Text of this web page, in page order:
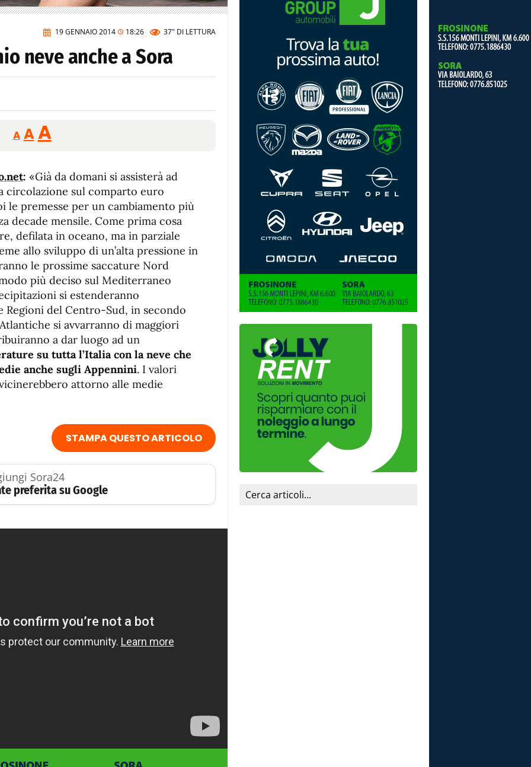
19 GENNAIO 2014 18:26 37" DI LETTURA
neve anche a Sora
A
Reducir
tamaño
A Restablecer
tamaño
de
fuente
AAumentar
de
fuente.
: «Già da domani si assisterà ad
circolazione sul comparto euro
le premesse per un cambiamento più
decade mensile. Come prima cosa
defilata in oceano, ma in parziale
allo sviluppo di un’alta pressione in
le prossime saccature Nord
più deciso sul Mediterraneo
si estenderanno
Regioni del Centro-Sud, in secondo
si avvarranno di maggiori
a dar luogo ad un
su tutta l’Italia con la neve che
anche sugli Appennini. I valori
attorno alle medie
STAMPA QUESTO ARTICOLO
Sora24
preferita su Google